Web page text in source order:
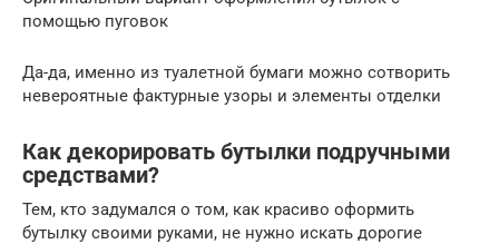
помощью пуговок
Да-да, именно из туалетной бумаги можно сотворить
невероятные фактурные узоры и элементы отделки
Как декорировать бутылки подручными
средствами?
Тем, кто задумался о том, как красиво оформить
бутылку своими руками, не нужно искать дорогие